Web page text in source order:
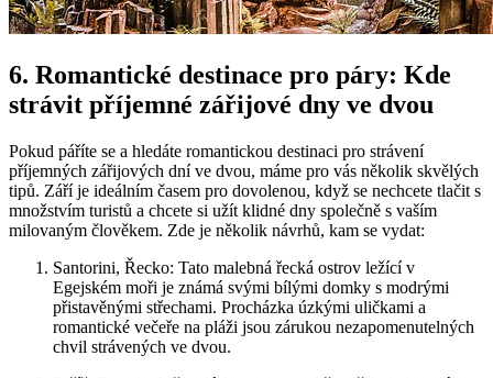
6. Romantické destinace pro páry: Kde
strávit příjemné zářijové dny ve dvou
Pokud páříte se a ⁤hledáte romantickou destinaci pro strávení
příjemných​ zářijových dní ‍ve ⁤dvou, máme pro vás několik skvělých
tipů. Září⁢ je ideálním časem pro‌ dovolenou, když se nechcete tlačit ⁢s
množstvím ⁢turistů a ⁣chcete si užít klidné dny společně s vaším
milovaným ⁢člověkem. Zde je několik návrhů, kam ⁢se vydat:
Santorini, ⁢Řecko: Tato malebná⁢ řecká ostrov ležící ​v
‌Egejském moři je známá svými bílými domky s modrými
přistavěnými střechami. Procházka úzkými uličkami‌ a
romantické večeře na pláži jsou zárukou nezapomenutelných
chvil strávených ve dvou.